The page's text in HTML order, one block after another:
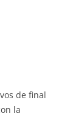
de final
la